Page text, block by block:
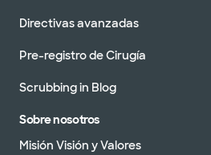
Directivas avanzadas
Pre-registro de Cirugía
Scrubbing in Blog
Sobre nosotros
Misión Visión y Valores